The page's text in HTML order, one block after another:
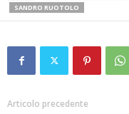
SANDRO RUOTOLO
Articolo precedente